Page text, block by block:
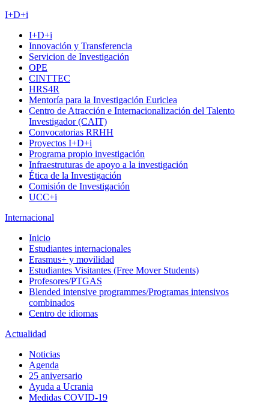
I+D+i
I+D+i
Innovación y Transferencia
Servicion de Investigación
OPE
CINTTEC
HRS4R
Mentoría para la Investigación Euriclea
Centro de Atracción e Internacionalización del Talento
Investigador (CAIT)
Convocatorias RRHH
Proyectos I+D+i
Programa propio investigación
Infraestruturas de apoyo a la investigación
Ética de la Investigación
Comisión de Investigación
UCC+i
Internacional
Inicio
Estudiantes internacionales
Erasmus+ y movilidad
Estudiantes Visitantes (Free Mover Students)
Profesores/PTGAS
Blended intensive programmes/Programas intensivos
combinados
Centro de idiomas
Actualidad
Noticias
Agenda
25 aniversario
Ayuda a Ucrania
Medidas COVID-19